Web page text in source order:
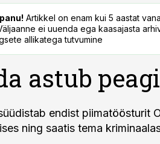
Artikkel on enam kui 5 aastat
ei uuenda ega kaasajasta
allikatega tutvumine
astub
endist piimatöösturit
ning saatis tema